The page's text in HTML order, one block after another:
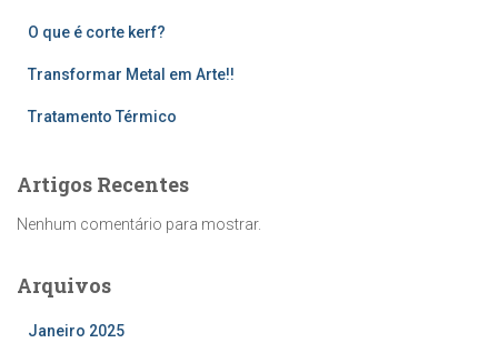
O que é corte kerf?
Transformar Metal em Arte!!
Tratamento Térmico
Artigos Recentes
Nenhum comentário para mostrar.
Arquivos
Janeiro 2025